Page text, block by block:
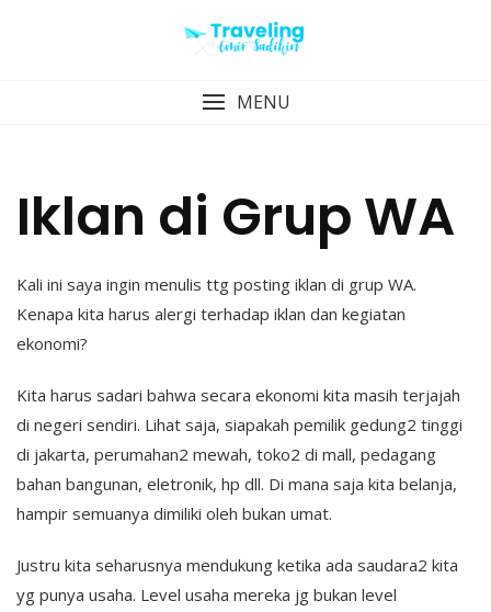
MENU
Iklan di Grup WA
Kali ini saya ingin menulis ttg posting iklan di grup WA.
Kenapa kita harus alergi terhadap iklan dan kegiatan
ekonomi?
Kita harus sadari bahwa secara ekonomi kita masih terjajah
di negeri sendiri. Lihat saja, siapakah pemilik gedung2 tinggi
di jakarta, perumahan2 mewah, toko2 di mall, pedagang
bahan bangunan, eletronik, hp dll. Di mana saja kita belanja,
hampir semuanya dimiliki oleh bukan umat.
Justru kita seharusnya mendukung ketika ada saudara2 kita
yg punya usaha. Level usaha mereka jg bukan level